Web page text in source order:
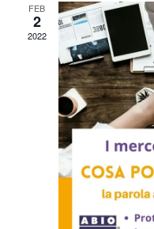
FEB
2
2022